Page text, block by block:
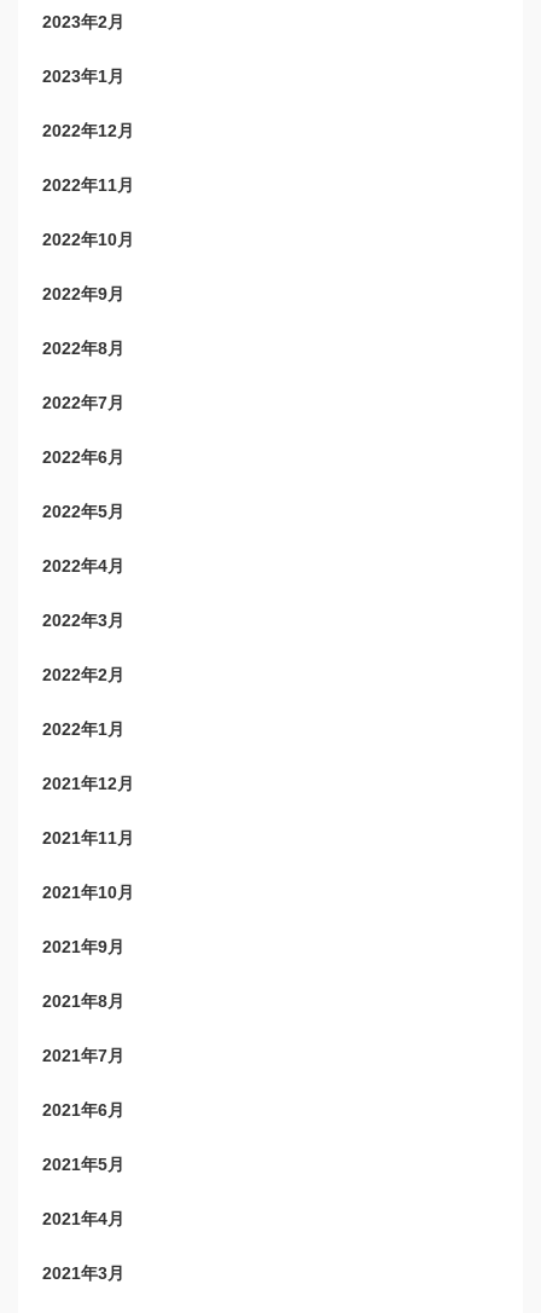
2023年2月
2023年1月
2022年12月
2022年11月
2022年10月
2022年9月
2022年8月
2022年7月
2022年6月
2022年5月
2022年4月
2022年3月
2022年2月
2022年1月
2021年12月
2021年11月
2021年10月
2021年9月
2021年8月
2021年7月
2021年6月
2021年5月
2021年4月
2021年3月